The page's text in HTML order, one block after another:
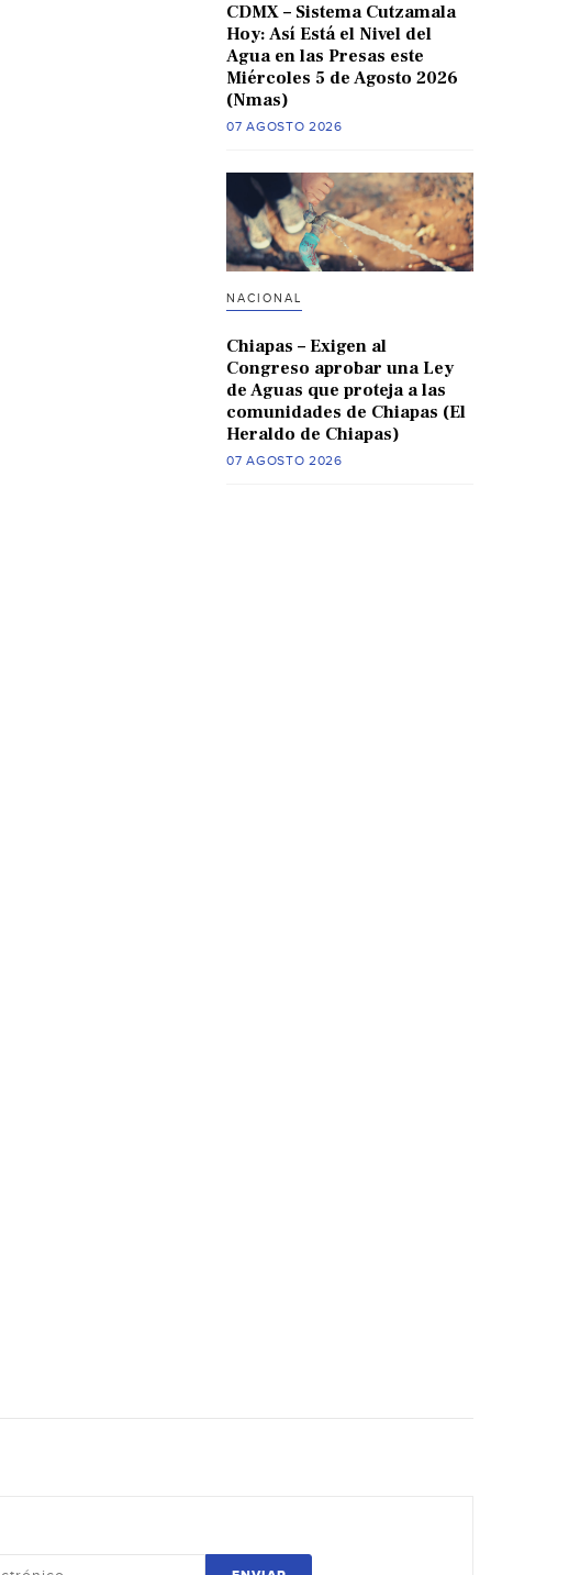
CDMX – Sistema Cutzamala
Hoy: Así Está el Nivel del
Agua en las Presas este
Miércoles 5 de Agosto 2026
(Nmas)
07 AGOSTO 2026
NACIONAL
Chiapas – Exigen al
Congreso aprobar una Ley
de Aguas que proteja a las
comunidades de Chiapas (El
Heraldo de Chiapas)
07 AGOSTO 2026